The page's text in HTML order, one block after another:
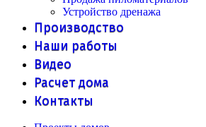
Устройство дренажа
Производство
Наши работы
Видео
Расчет дома
Контакты